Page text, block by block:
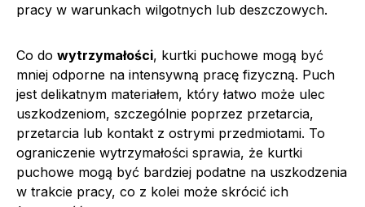
pracy w warunkach wilgotnych lub deszczowych.
Co do wytrzymałości, kurtki puchowe mogą być
mniej odporne na intensywną pracę fizyczną. Puch
jest delikatnym materiałem, który łatwo może ulec
uszkodzeniom, szczególnie poprzez przetarcia,
przetarcia lub kontakt z ostrymi przedmiotami. To
ograniczenie wytrzymałości sprawia, że kurtki
puchowe mogą być bardziej podatne na uszkodzenia
w trakcie pracy, co z kolei może skrócić ich